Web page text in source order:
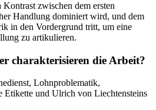
zwischen dem ersten
Handlung dominiert wird, und dem
in den Vordergrund tritt, um eine
zu artikulieren.
charakterisieren die Arbeit?
Lohnproblematik,
Etikette und Ulrich von Liechtensteins